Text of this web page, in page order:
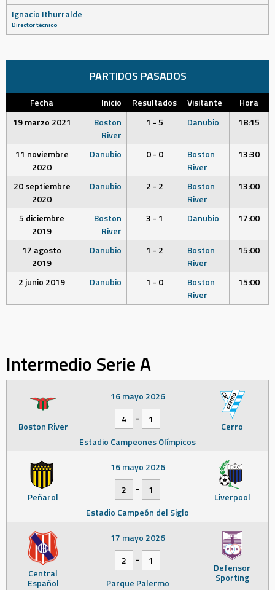
Ignacio Ithurralde
Director técnico
PARTIDOS PASADOS
Fecha Inicio Resultados Visitante
Hora
19 marzo 2021
Boston
River
1 - 5 Danubio 18:15
11 noviembre
2020
Danubio 0 - 0
Boston
River
13:30
20 septiembre
2020
Danubio 2 - 2
Boston
River
13:00
5 diciembre
2019
Boston
River
3 - 1 Danubio 17:00
17 agosto
2019
Danubio 1 - 2
Boston
River
15:00
2 junio 2019 Danubio 1 - 0
Boston
River
15:00
Intermedio Serie A
Boston River Cerro
16 mayo 2026
4
-
1
Estadio Campeones Olímpicos
Peñarol Liverpool
16 mayo 2026
2
-
1
Estadio Campeón del Siglo
Central
Español
Defensor
Sporting
17 mayo 2026
2
-
1
Parque Palermo